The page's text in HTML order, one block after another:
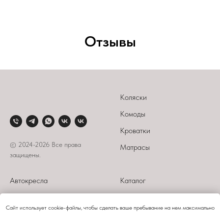
Сайт использует cookie-файлы, чтобы сделать ваше пребывание на нем максимально
Отзывы
© 2024-2026 Все права
защищены.
Коляски
Комоды
Кроватки
Матрасы
Автокресла
Каталог